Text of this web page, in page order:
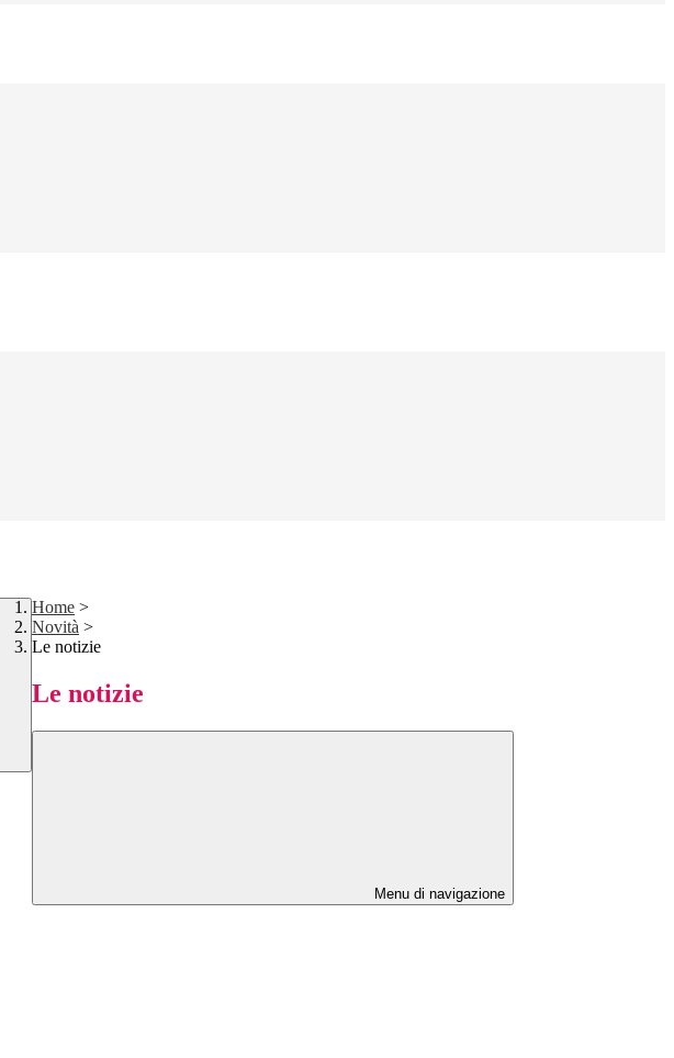
Home >
Novità >
Le notizie
Le notizie
Menu di navigazione